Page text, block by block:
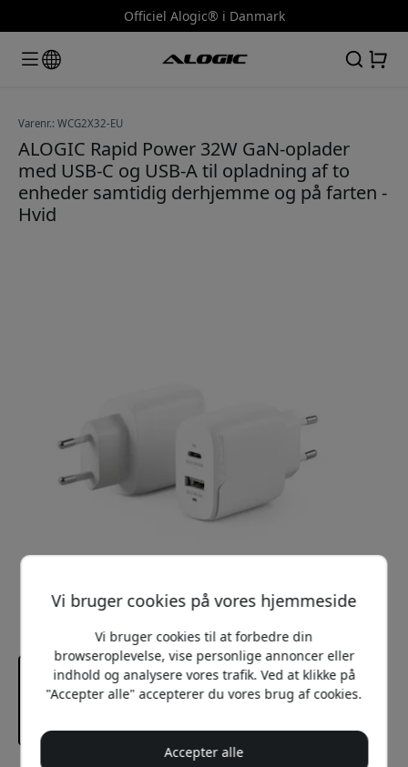
Officiel Alogic® i Danmark
Varenr.: WCG2X32-EU
ALOGIC Rapid Power 32W GaN-oplader
med USB-C og USB-A til opladning af to
enheder samtidig derhjemme og på farten -
Hvid
Vi bruger cookies på vores hjemmeside
Vi bruger cookies til at forbedre din
browseroplevelse, vise personlige annoncer eller
indhold og analysere vores trafik. Ved at klikke på
"Accepter alle" accepterer du vores brug af cookies.
Accepter alle